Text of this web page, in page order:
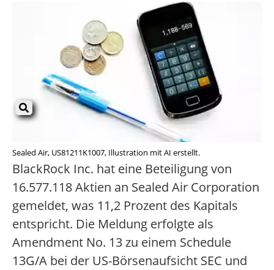
Sealed Air, US81211K1007, Illustration mit AI erstellt.
BlackRock Inc. hat eine Beteiligung von
16.577.118 Aktien an Sealed Air Corporation
gemeldet, was 11,2 Prozent des Kapitals
entspricht. Die Meldung erfolgte als
Amendment No. 13 zu einem Schedule
13G/A bei der US-Börsenaufsicht SEC und